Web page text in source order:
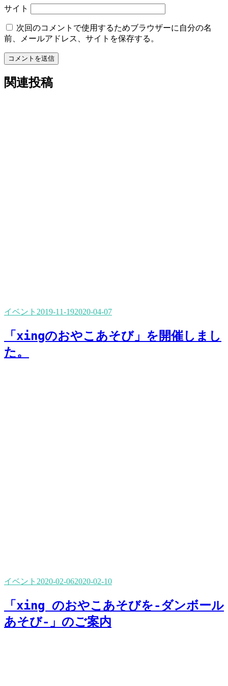
サイト
次回のコメントで使用するためブラウザーに自分の名
前、メールアドレス、サイトを保存する。
コメントを送信
関連投稿
イベント 2019-11-192020-04-07
「xingのおやこあそび」を開催しまし
た。
イベント 2020-02-062020-02-10
「xing のおやこあそびを-ダンボール
あそび-」のご案内